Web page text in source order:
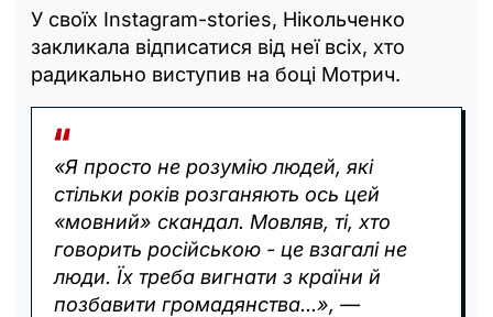
У своїх Instagram-stories, Нікольченко
закликала відписатися від неї всіх, хто
радикально виступив на боці Мотрич.
«Я просто не розумію людей, які
стільки років розганяють ось цей
«мовний» скандал. Мовляв, ті, хто
говорить російською - це взагалі не
люди. Їх треба вигнати з країни й
позбавити громадянства...», —